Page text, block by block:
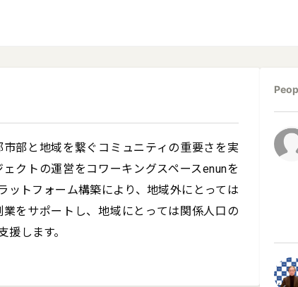
部と地域を繋ぐコミュニティの重要さを実
クトの運営をコワーキングスペースenunを
ットフォーム構築により、地域外にとっては
をサポートし、地域にとっては関係人口の
します。